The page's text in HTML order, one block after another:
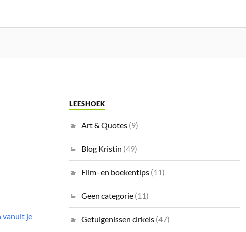
vanuit je
LEESHOEK
Art & Quotes (9)
Blog Kristin (49)
Film- en boekentips (11)
Geen categorie (11)
Getuigenissen cirkels (47)